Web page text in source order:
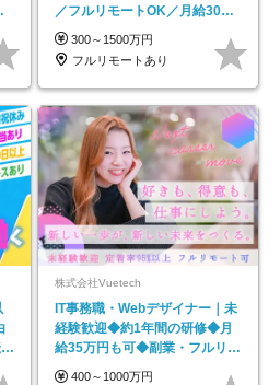
／フルリモートOK／月給30万
円～／年休130日以上
300～1500万円
フルリモートあり
株式会社Vuetech
IT事務職・Webデザイナー｜未
経験歓迎◆約1年間の研修◆月
給35万円も可◆副業・フルリモ
ート可◆年休126日
400～1000万円